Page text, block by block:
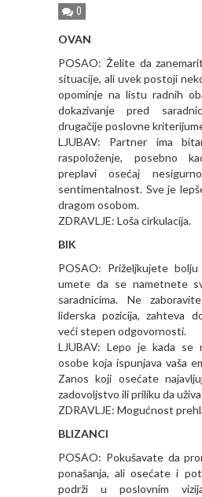
0
OVAN
POSAO: Želite da
situacije, ali uvek postoji
opominje na listu radnih
dokazivanje pred
drugačije poslovne
LJUBAV: Partner ima
raspoloženje, posebno
preplavi osećaj
sentimentalnost. Sve je
dragom osobom.
ZDRAVLJE: Loša cirkulacija.
BIK
POSAO: Priželjkujete
umete da se nametnete
saradnicima. Ne
liderska pozicija, zahteva
veći stepen odgovornosti.
LJUBAV: Lepo je kada se
osobe koja ispunjava vaša
Zanos koji osećate
zadovoljstvo ili priliku da
ZDRAVLJE: Mogućnost
BLIZANCI
POSAO: Pokušavate da
ponašanja, ali osećate i
podrži u poslovnim